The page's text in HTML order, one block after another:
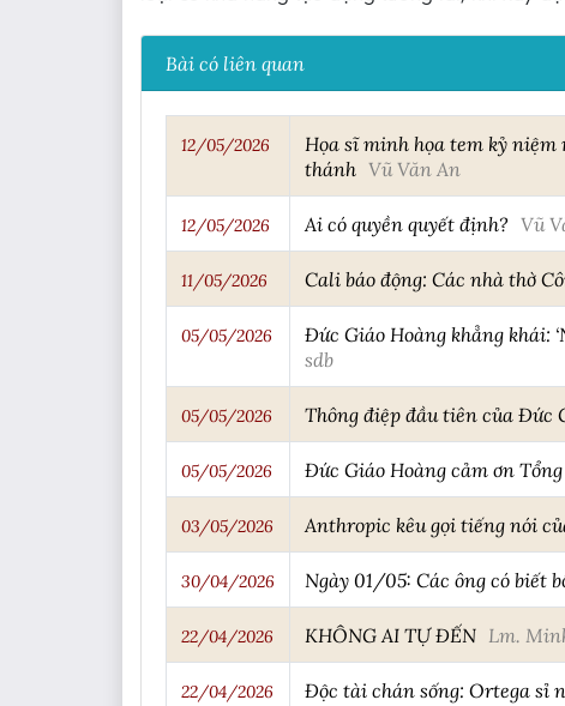
Bài có liên quan
12/05/2026
Họa sĩ minh họa tem kỷ
thánh Vũ Văn An
12/05/2026 Ai có quyền quyết định? Vũ
11/05/2026 Cali báo động: Các nhà thờ
05/05/2026 Đức Giáo Hoàng khẳng khái:
sdb
05/05/2026 Thông điệp đầu tiên của Đức
05/05/2026 Đức Giáo Hoàng cảm ơn
03/05/2026 Anthropic kêu gọi tiếng nói
30/04/2026 Ngày 01/05: Các ông có biết
22/04/2026 KHÔNG AI TỰ ĐẾN Lm.
22/04/2026 Độc tài chán sống: Ortega sỉ